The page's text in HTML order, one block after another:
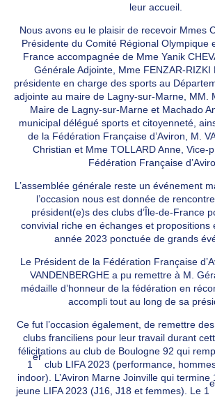
leur accueil.
Nous avons eu le plaisir de recevoir Mmes
Présidente du Comité Régional Olympique
France accompagnée de Mme Yanik
Générale Adjointe, Mme FENZAR-RIZKI
présidente en charge des sports au
adjointe au maire de Lagny-sur-Marne, MM.
Maire de Lagny-sur-Marne et Machado
municipal délégué sports et citoyenneté,
de la Fédération Française d’Aviron, M.
Christian et Mme TOLLARD Anne, Vice-
Fédération Française
L’assemblée générale reste un événement
l’occasion nous est donnée de
président(e)s des clubs d’Île-de-France
convivial riche en échanges et propositions
année 2023 ponctuée de grands
Le Président de la Fédération Française
VANDENBERGHE a pu remettre à M.
médaille d’honneur de la fédération en
accompli tout au long de sa
Ce fut l’occasion également, de remettre
clubs franciliens pour leur travail durant
félicitations au club de Boulogne 92 qui
1
er
club LIFA 2023 (performance,
indoor). L’Aviron Marne Joinville qui termine
jeune LIFA 2023 (J16, J18 et femmes). Le 1